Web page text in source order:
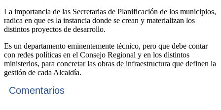
La importancia de las Secretarias de Planificación de los municipios,
radica en que es la instancia donde se crean y materializan los
distintos proyectos de desarrollo.
Es un departamento eminentemente técnico, pero que debe contar
con redes políticas en el Consejo Regional y en los distintos
ministerios, para concretar las obras de infraestructura que definen la
gestión de cada Alcaldía.
Comentarios